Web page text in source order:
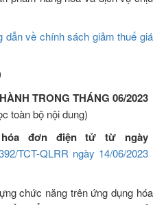
dẫn về chính sách giảm thuế giá
TRONG THÁNG 06/2023
toàn bộ nội dung)
đơn điện tử từ ngày
TCT-QLRR ngày 14/06/2023
chức năng trên ứng dụng hóa